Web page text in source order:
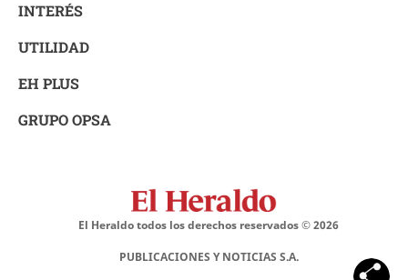
INTERÉS
UTILIDAD
EH PLUS
GRUPO OPSA
El Heraldo todos los derechos reservados ©2026
PUBLICACIONES Y NOTICIAS S.A.